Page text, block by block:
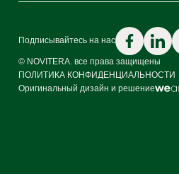
© NOVITERA. все права защищены
ПОЛИТИКА КОНФИДЕНЦИАЛЬНОСТИ
Оригинальный дизайн и решение
Подписывайтесь на нас